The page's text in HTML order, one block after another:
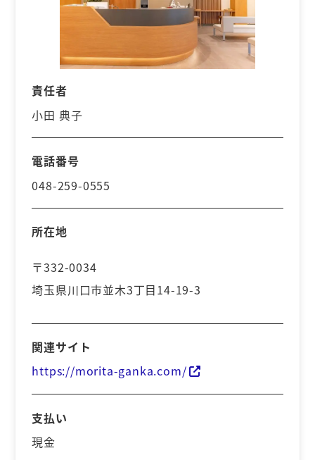
責任者
小田 典子
電話番号
048-259-0555
所在地
〒332-0034
埼玉県川口市並木3丁目14-19-3
関連サイト
https://morita-ganka.com/
支払い
現金